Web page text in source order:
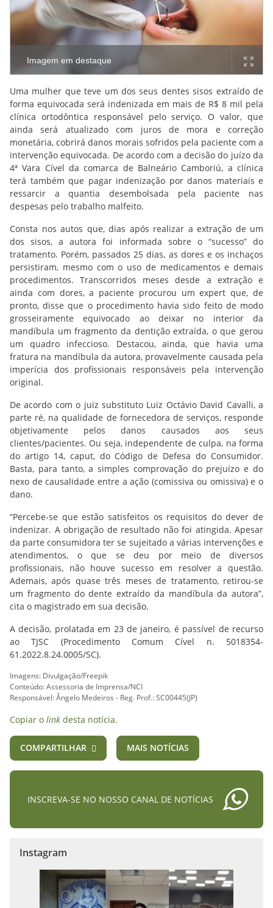
Imagem em destaque
Uma mulher que teve um dos seus dentes sisos extraído de
forma equivocada será indenizada em mais de R$ 8 mil pela
clínica ortodôntica responsável pelo serviço. O valor, que
ainda será atualizado com juros de mora e correção
monetária, cobrirá danos morais sofridos pela paciente com a
intervenção equivocada. De acordo com a decisão do juízo da
4ª Vara Cível da comarca de Balneário Camboriú, a clínica
terá também que pagar indenização por danos materiais e
ressarcir a quantia desembolsada pela paciente nas
despesas pelo trabalho malfeito.
Consta nos autos que, dias após realizar a extração de um
dos sisos, a autora foi informada sobre o “sucesso” do
tratamento. Porém, passados 25 dias, as dores e os inchaços
persistiram, mesmo com o uso de medicamentos e demais
procedimentos. Transcorridos meses desde a extração e
ainda com dores, a paciente procurou um expert que, de
pronto, disse que o procedimento havia sido feito de modo
grosseiramente equivocado ao deixar no interior da
mandíbula um fragmento da dentição extraída, o que gerou
um quadro infeccioso. Destacou, ainda, que havia uma
fratura na mandíbula da autora, provavelmente causada pela
imperícia dos profissionais responsáveis pela intervenção
original.
De acordo com o juiz substituto Luiz Octávio David Cavalli, a
parte ré, na qualidade de fornecedora de serviços, responde
objetivamente pelos danos causados aos seus
clientes/pacientes. Ou seja, independente de culpa, na forma
do artigo 14, caput, do Código de Defesa do Consumidor.
Basta, para tanto, a simples comprovação do prejuízo e do
nexo de causalidade entre a ação (comissiva ou omissiva) e o
dano.
“Percebe-se que estão satisfeitos os requisitos do dever de
indenizar. A obrigação de resultado não foi atingida. Apesar
da parte consumidora ter se sujeitado a várias intervenções e
atendimentos, o que se deu por meio de diversos
profissionais, não houve sucesso em resolver a questão.
Ademais, após quase três meses de tratamento, retirou-se
um fragmento do dente extraído da mandíbula da autora”,
cita o magistrado em sua decisão.
A decisão, prolatada em 23 de janeiro, é passível de recurso
ao TJSC (Procedimento Comum Cível n. 5018354-
61.2022.8.24.0005/SC).
Imagens: Divulgação/Freepik
Conteúdo: Assessoria de Imprensa/NCI
Responsável: Ângelo Medeiros - Reg. Prof.: SC00445(JP)
Copiar o link desta notícia.
COMPARTILHAR MAIS NOTÍCIAS
INSCREVA-SE NO NOSSO CANAL DE NOTÍCIAS
Instagram